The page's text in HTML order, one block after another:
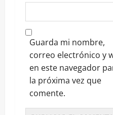
Guarda mi nombre,
correo electrónico y
en este navegador
la próxima vez que
comente.